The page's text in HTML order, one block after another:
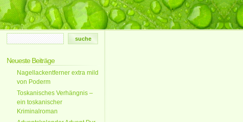
Neueste Beiträge
Nagellackentferner extra mild
von Poderm
Toskanisches Verhängnis –
ein toskanischer
Kriminalroman